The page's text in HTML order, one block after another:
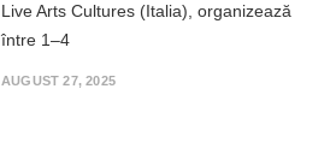
Live Arts Cultures (Italia), organizează
între 1–4
AUGUST 27, 2025